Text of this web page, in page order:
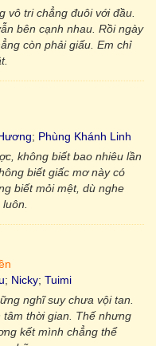
vô tri chẳng đuôi với đầu.
bên cạnh nhau. Rồi ngày
còn phải giấu. Em chỉ
; Phùng Khánh Linh
không biết bao nhiêu lần
biết giấc mơ này có
biết mỏi mệt, dù nghe
; Nicky; Tuimi
nghĩ suy chưa vội tan.
thời gian. Thế nhưng
kết mình chẳng thể